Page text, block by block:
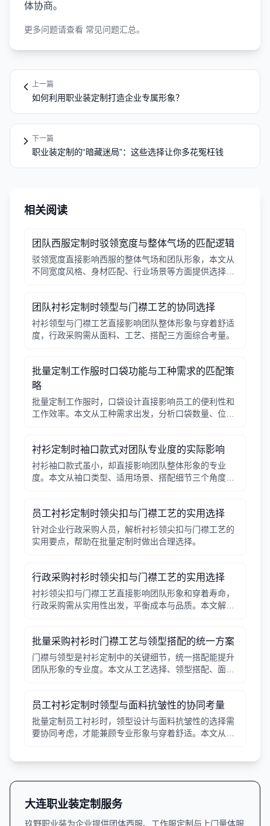
体协商。
更多问题请查看 常见问题汇总。
上一篇
如何利用职业装定制打造企业专属形象？
下一篇
职业装定制的“暗藏迷局”：这些选择让你多花冤枉钱
相关阅读
团队西服定制时驳领宽度与整体气场的匹配逻辑
驳领宽度直接影响西服的整体气场和团队形象，本文从
不同宽度风格、身材匹配、行业场景等方面提供选择逻
团队衬衫定制时领型与门襟工艺的协同选择
衬衫领型与门襟工艺直接影响团队整体形象与穿着舒适
度，行政采购需从面料、工艺、搭配三方面综合考量。
批量定制工作服时口袋功能与工种需求的匹配策
略
批量定制工作服时，口袋设计直接影响员工的便利性和
工作效率。本文从工种需求出发，分析口袋数量、位
衬衫定制时袖口款式对团队专业度的实际影响
衬衫袖口款式虽小，却直接影响团队整体形象的专业
度。本文从袖口类型、适用场景、搭配细节三个角度，
员工衬衫定制时领尖扣与门襟工艺的实用选择
针对企业行政采购人员，解析衬衫领尖扣与门襟工艺的
实用要点，帮助在批量定制时做出合理选择。
行政采购衬衫时领尖扣与门襟工艺的实用选择
衬衫领尖扣与门襟工艺直接影响团队形象和穿着寿命，
行政采购需从实用性出发，平衡成本与品质。本文解析
批量采购衬衫时门襟工艺与领型搭配的统一方案
门襟与领型是衬衫定制中的关键细节，统一搭配能提升
团队形象的专业度。本文从工艺选择、领型搭配、面料
员工衬衫定制时领型与面料抗皱性的协同考量
批量定制员工衬衫时，领型设计与面料抗皱性的选择需
要协同考虑，才能兼顾专业形象与穿着舒适。本文从领
大连职业装定制服务
玖野职业装为企业提供团体西服、工作服定制与上门量体服